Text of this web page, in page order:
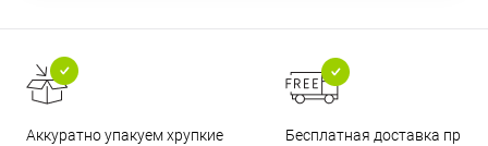
Аккуратно упакуем хрупкие
Бесплатная доставка при